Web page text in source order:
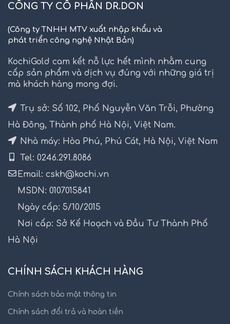
CÔNG TY CỔ PHẦN DR.DON
(Công ty TNHH MTV xuất nhập khẩu và
phát triển công nghệ Nhật Bản)
KochiGold cam kết nỗ lực hết mình nhằm cung
cấp sản phẩm và dịch vụ đúng với những giá trị
mà khách hàng mong đợi.
Trụ sở: Số 102, Phố Nguyễn Văn Trỗi, Phường
Hà Đông, Thành phố Hà Nội, Việt Nam.
Nhà máy: Hòa Phú, Phú Cát, Hà Nội, Việt Nam
Tel: 0246.291.8086
Email: cskh@kochi.vn
MSDN: 0107015841
Ngày cấp: 5/10/2015
Nơi cấp: Sở Kế Hoạch và Đầu Tư Thành Phố
Hà Nội
CHÍNH SÁCH KHÁCH HÀNG
Chính sách bảo mật thông tin
Chính sách đổi trả và hoàn tiền